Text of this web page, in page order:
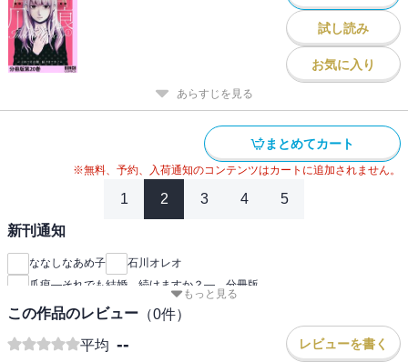
試し読み
お気に入り
あらすじを見る
まとめてカート
※無料、予約、入荷通知のコンテンツはカートに追加されません。
1 2 3 4 5
新刊通知
ななしなあめ子
石川オレオ
爪痕―それでも結婚、続けますか？― 分冊版
もっと見る
この作品のレビュー （0件）
平均 -- レビューを書く